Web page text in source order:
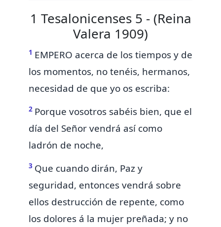
1 Tesalonicenses 5 - (Reina
Valera 1909)
1 EMPERO acerca de los tiempos y de
los momentos, no tenéis, hermanos,
necesidad de que yo os escriba:
2 Porque vosotros sabéis bien, que el
día del Señor vendrá así como
ladrón de noche,
3 Que cuando dirán, Paz y
seguridad, entoncesvendrá sobre
ellos destrucción de repente, como
los dolores á la mujer preñada; y no